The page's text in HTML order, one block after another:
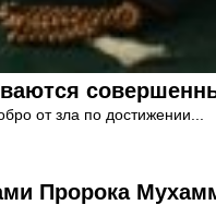
от зла по достижении...
Пророка